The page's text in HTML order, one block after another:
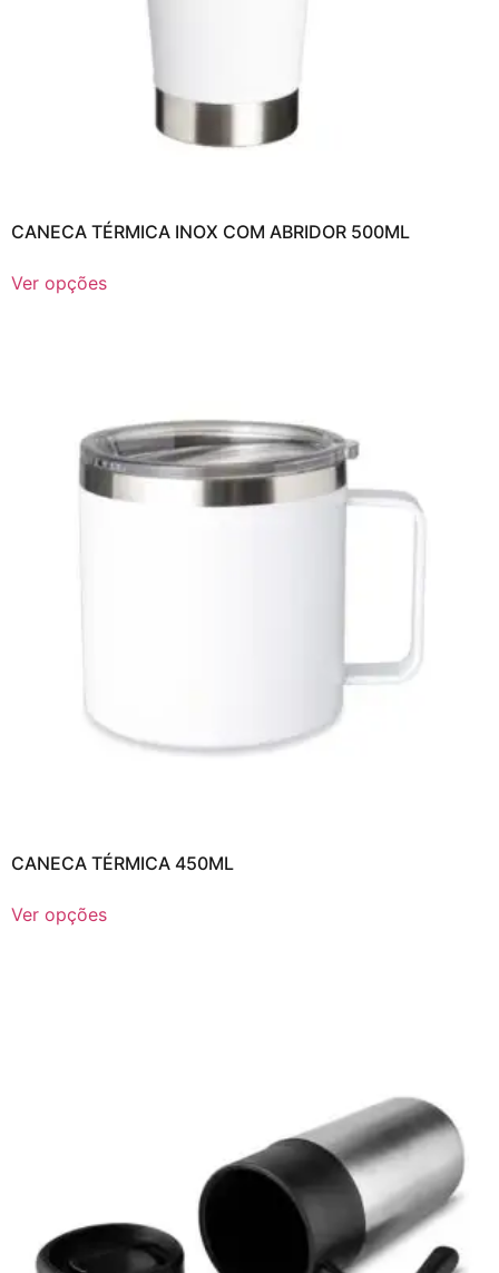
CANECA TÉRMICA INOX COM ABRIDOR 500ML
Ver opções
CANECA TÉRMICA 450ML
Ver opções